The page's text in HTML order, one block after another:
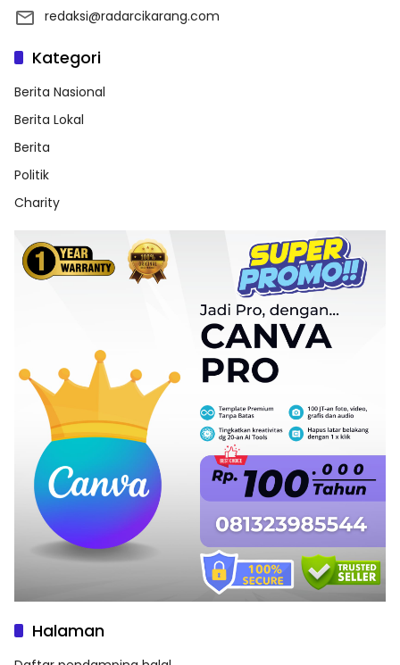
redaksi@radarcikarang.com
Kategori
Berita Nasional
Berita Lokal
Berita
Politik
Charity
Halaman